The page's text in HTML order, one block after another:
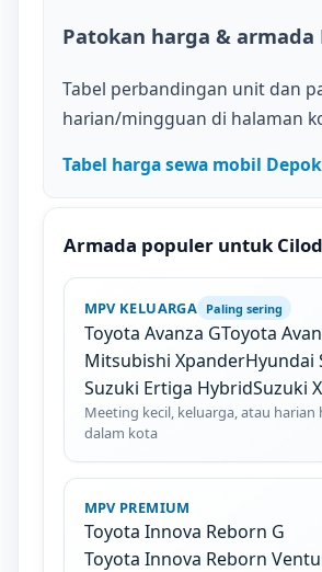
Patokan harga & armada
Tabel perbandingan unit dan
harian/mingguan di halaman
Tabel harga sewa mobil Depok
Armada populer untuk
MPV KELUARGA Paling sering
Toyota Avanza GToyota
Mitsubishi XpanderHyundai
Suzuki Ertiga HybridSuzuki
Meeting kecil, keluarga, atau harian
dalam kota
MPV PREMIUM
Toyota Innova Reborn G
Toyota Innova Reborn